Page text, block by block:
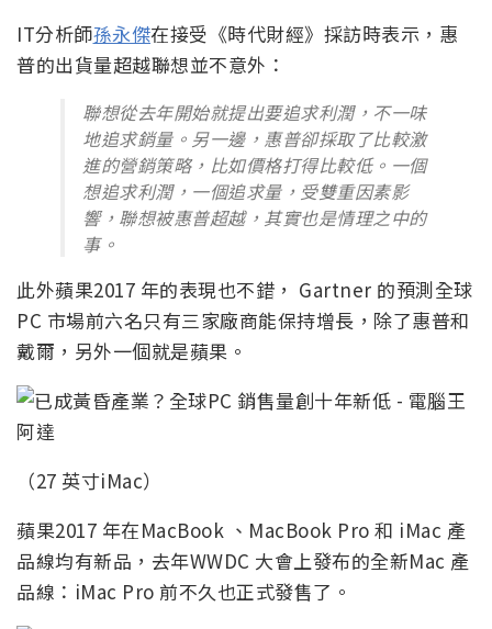
IT分析師孫永傑在接受《時代財經》採訪時表示，惠
普的出貨量超越聯想並不意外：
聯想從去年開始就提出要追求利潤，不一味
地追求銷量。另一邊，惠普卻採取了比較激
進的營銷策略，比如價格打得比較低。一個
想追求利潤，一個追求量，受雙重因素影
響，聯想被惠普超越，其實也是情理之中的
事。
此外蘋果2017 年的表現也不錯， Gartner 的預測全球
PC 市場前六名只有三家廠商能保持增長，除了惠普和
戴爾，另外一個就是蘋果。
（27 英寸iMac）
蘋果2017 年在MacBook 、MacBook Pro 和 iMac 產
品線均有新品，去年WWDC 大會上發布的全新Mac 產
品線：iMac Pro 前不久也正式發售了。